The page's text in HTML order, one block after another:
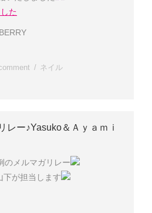
た
ネイル
ー♪Yasuko＆Ａｙａｍｉ
のメルマガリレー
下が担当します